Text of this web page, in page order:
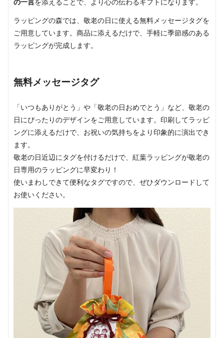
の一言を添えることで、より心の伝わるギフトになります。
ラッピングの森では、敬老の日に使える無料メッセージタグを
ご用意しています。商品に添えるだけで、手軽に季節感のある
ラッピングが完成します。
無料メッセージタグ
「いつもありがとう」や「敬老の日おめでとう」など、敬老の
日にぴったりのデザインをご用意しています。印刷してラッピ
ングに添えるだけで、お祝いの気持ちをより印象的に演出でき
ます。
敬老の日近辺にタグを付けるだけで、紅葉ラッピングが敬老の
日専用のラッピングに早変わり！
使いまわしできて便利なタグですので、ぜひダウンロードして
お使いください。